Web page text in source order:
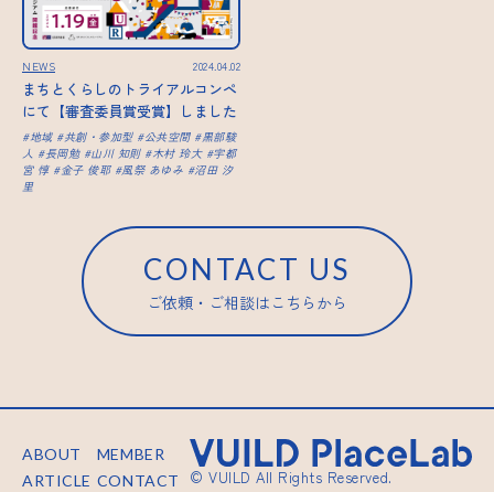
NEWS 2024.04.02
まちとくらしのトライアルコンペ
にて【審査委員賞受賞】しました
地域 共創・参加型 公共空間
黒部駿
人
長岡勉 山川 知則 木村 玲大
宇都
宮 惇
金子 俊耶 風祭 あゆみ
沼田 汐
里
CONTACT US
ご依頼・ご相談はこちらから
ABOUT
ARTICLE
MEMBER
CONTACT
© VUILD All Rights Reserved.